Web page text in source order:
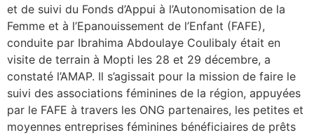
et de suivi du Fonds d’Appui à l’Autonomisation de la
Femme et à l’Epanouissement de l’Enfant (FAFE),
conduite par Ibrahima Abdoulaye Coulibaly était en
visite de terrain à Mopti les 28 et 29 décembre, a
constaté l’AMAP. Il s’agissait pour la mission de faire le
suivi des associations féminines de la région, appuyées
par le FAFE à travers les ONG partenaires, les petites et
moyennes entreprises féminines bénéficiaires de prêts